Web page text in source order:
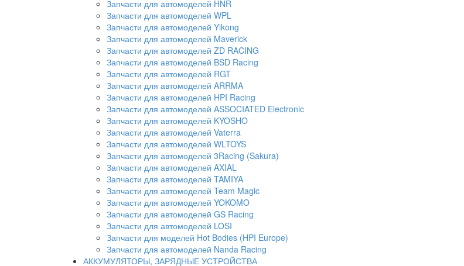
Запчасти для автомоделей HNR
Запчасти для автомоделей WPL
Запчасти для автомоделей Yikong
Запчасти для автомоделей Maverick
Запчасти для автомоделей ZD RACING
Запчасти для автомоделей BSD Racing
Запчасти для автомоделей RGT
Запчасти для автомоделей ARRMA
Запчасти для автомоделей HPI Racing
Запчасти для автомоделей ASSOCIATED Electronic
Запчасти для автомоделей KYOSHO
Запчасти для автомоделей Vaterra
Запчасти для автомоделей WLTOYS
Запчасти для автомоделей 3Racing (Sakura)
Запчасти для автомоделей AXIAL
Запчасти для автомоделей TAMIYA
Запчасти для автомоделей Team Magic
Запчасти для автомоделей YOKOMO
Запчасти для автомоделей GS Racing
Запчасти для автомоделей LOSI
Запчасти для моделей Hot Bodies (HPI Europe)
Запчасти для автомоделей Nanda Racing
АККУМУЛЯТОРЫ, ЗАРЯДНЫЕ УСТРОЙСТВА